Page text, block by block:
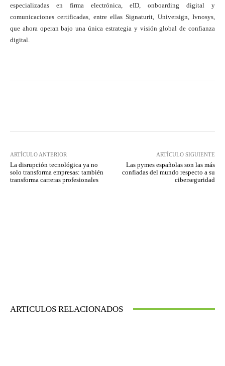
especializadas en firma electrónica, eID, onboarding digital y
comunicaciones certificadas, entre ellas Signaturit, Universign, Ivnosys,
que ahora operan bajo una única estrategia y visión global de confianza
digital.
ARTÍCULO ANTERIOR
La disrupción tecnológica ya no
solo transforma empresas: también
transforma carreras profesionales
ARTÍCULO SIGUIENTE
Las pymes españolas son las más
confiadas del mundo respecto a su
ciberseguridad
ARTICULOS RELACIONADOS